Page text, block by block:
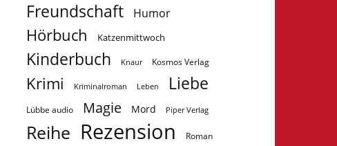
Freundschaft Humor
Hörbuch Katzenmittwoch
Kinderbuch Knaur Kosmos Verlag
Krimi Kriminalroman Leben Liebe
Lübbe audio Magie Mord Piper Verlag
Reihe Rezension Roman